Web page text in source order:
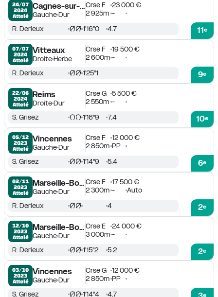
24/07
2024
Attelé
Cagnes-sur-Mer
GaucheDur
Crse F
23 000 €
2 925m -
11e
R. Derieux 1'16''0 4.7
07/07
2024
Attelé
Vitteaux
DroiteHerbe
Crse F
19 500 €
2 600m -
9e
R. Derieux 1'25''1
22/06
2024
Attelé
Reims
DroiteDur
Crse G
5 500 €
2 550m -
10e
S. Grisez 1'16''9 7.4
05/12
2023
Attelé
Vincennes
GaucheDur
Crse F
12 000 €
2 850m PP
6e
S. Grisez 1'14''9 5.4
02/11
2023
Attelé
Marseille-Borély
GaucheDur
Crse F
17 500 €
2 300m - Auto
2e
R. Derieux 4
12/10
2023
Attelé
Marseille-Borély
GaucheDur
Crse E
24 000 €
3 000m -
2e
R. Derieux 1'15''2 5.2
03/10
2023
Attelé
Vincennes
GaucheDur
Crse G
12 000 €
2 850m PP
e
S. Grisez 1'14''4 4.7